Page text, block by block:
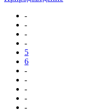
-
-
-
-
5
6
-
-
-
-
-